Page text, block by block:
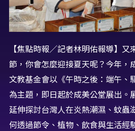
【焦點時報／記者林明佑報導】
節，你會怎麼迎接夏天呢？今年，
文教基金會以《午時之後：端午、
為主題，即日起於成美公堂展出。
延伸探討台灣人在炎熱潮濕、蚊蟲
何透過節令、植物、飲食與生活經